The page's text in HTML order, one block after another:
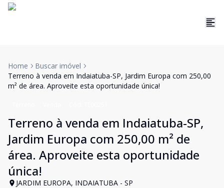
Home
Buscar imóvel
Terreno à venda em Indaiatuba-SP, Jardim Europa com 250,00
m² de área. Aproveite esta oportunidade única!
Terreno à venda em Indaiatuba-SP,
Jardim Europa com 250,00 m² de
área. Aproveite esta oportunidade
única!
JARDIM EUROPA, INDAIATUBA - SP